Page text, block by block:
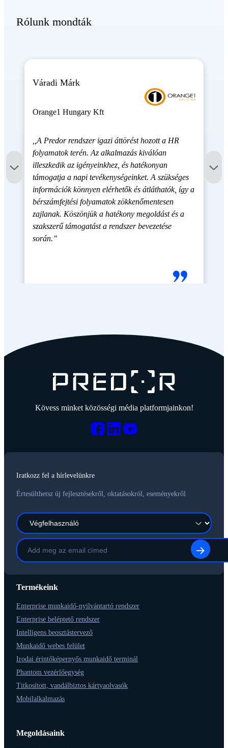
Rólunk mondták
Váradi Márk
Orange1 Hungary Kft
,,A Predor rendszer igazi áttörést hozott a HR
folyamatok terén. Az alkalmazás kiválóan
illeszkedik az igényeinkhez, és hatékonyan
támogatja a napi tevékenységeinket. A szükséges
információk könnyen elérhetők és átláthatók, így a
bérszámfejtési folyamatok zökkenőmentesen
zajlanak. Köszönjük a hatékony megoldást és a
szakszerű támogatást a rendszer bevezetése
során.”
Kövess minket közösségi média platformjainkon!
Termékeink
Enterprise munkaidő-nyilvántartó rendszer
Enterprise beléptető rendszer
Intelligens beosztástervező
Munkaidő webes felület
Irodai érintőképernyős munkaidő terminál
Phantom vezérlőegység
Titkosított, vandálbiztos kártyaolvasók
Mobilalkalmazás
Megoldásaink
Iratkozz fel a hírlevelünkre
Értesülthetsz új fejlesztésekről, oktatásokról, eseményekről